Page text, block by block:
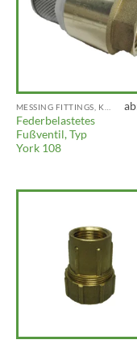
Federbelastetes
Fußventil, Typ
York 108